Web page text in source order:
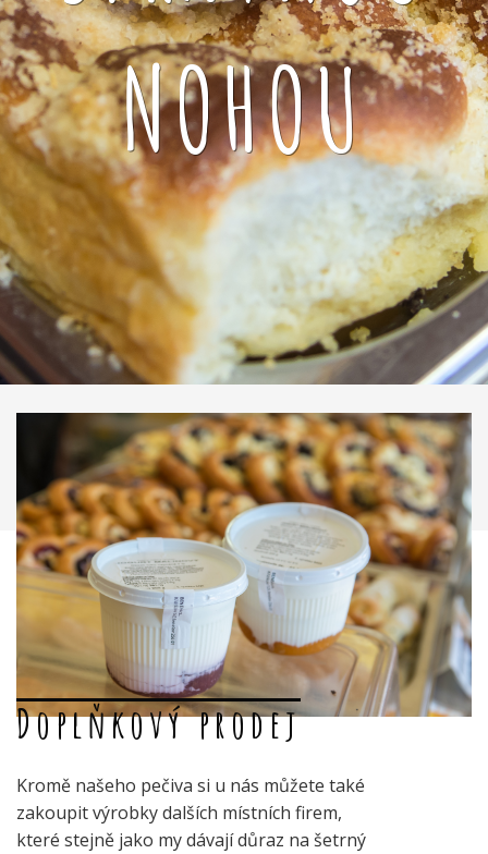
NOHOU
Doplňkový prodej
Kromě našeho pečiva si u nás můžete také
zakoupit výrobky dalších místních firem,
které stejně jako my dávají důraz na šetrný